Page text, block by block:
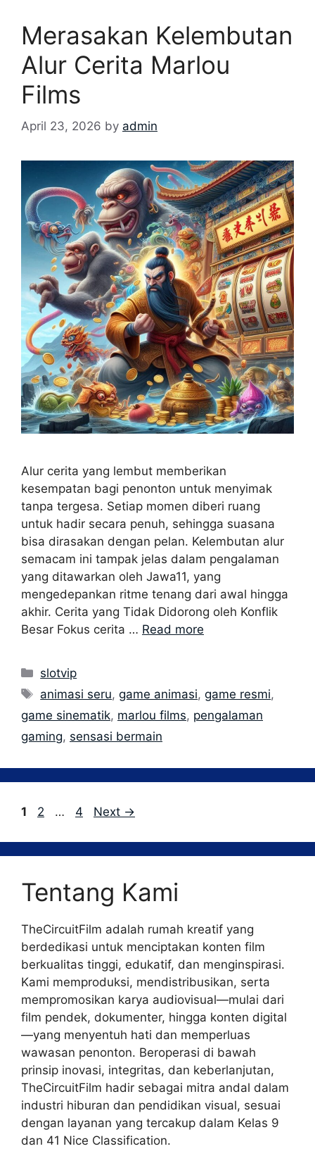
Merasakan Kelembutan
Alur Cerita Marlou
Films
April 23, 2026 by admin
Alur cerita yang lembut memberikan
kesempatan bagi penonton untuk menyimak
tanpa tergesa. Setiap momen diberi ruang
untuk hadir secara penuh, sehingga suasana
bisa dirasakan dengan pelan. Kelembutan alur
semacam ini tampak jelas dalam pengalaman
yang ditawarkan oleh Jawa11, yang
mengedepankan ritme tenang dari awal hingga
akhir. Cerita yang Tidak Didorong oleh Konflik
Besar Fokus cerita … Read more
Categories
slotvip
Tags
animasi seru,game animasi,game resmi,
game sinematik, marlou films, pengalaman
gaming, sensasi bermain
Page
1 Page
2 … Page
4 Next →
Tentang Kami
TheCircuitFilm adalah rumah kreatif yang
berdedikasi untuk menciptakan konten film
berkualitas tinggi, edukatif, dan menginspirasi.
Kami memproduksi, mendistribusikan, serta
mempromosikan karya audiovisual—mulai dari
film pendek, dokumenter, hingga konten digital
—yang menyentuh hati dan memperluas
wawasan penonton. Beroperasi di bawah
prinsip inovasi, integritas, dan keberlanjutan,
TheCircuitFilm hadir sebagai mitra andal dalam
industri hiburan dan pendidikan visual, sesuai
dengan layanan yang tercakup dalam Kelas 9
dan 41 Nice Classification.